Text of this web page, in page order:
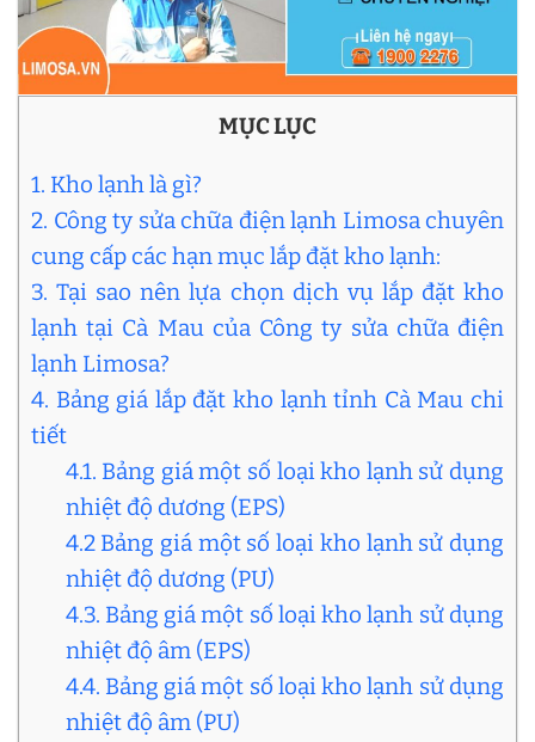
MỤC LỤC
1. Kho lạnh là gì?
2. Công ty sửa chữa điện lạnh Limosa chuyên
cung cấp các hạn mục lắp đặt kho lạnh:
3. Tại sao nên lựa chọn dịch vụ lắp đặt kho
lạnh tại Cà Mau của Công ty sửa chữa điện
lạnh Limosa?
4. Bảng giá lắp đặt kho lạnh tỉnh Cà Mau chi
tiết
4.1. Bảng giá một số loại kho lạnh sử dụng
nhiệt độ dương (EPS)
4.2 Bảng giá một số loại kho lạnh sử dụng
nhiệt độ dương (PU)
4.3. Bảng giá một số loại kho lạnh sử dụng
nhiệt độ âm (EPS)
4.4. Bảng giá một số loại kho lạnh sử dụng
nhiệt độ âm (PU)